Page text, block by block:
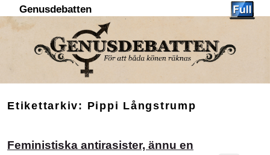
Genusdebatten
Etikettarkiv: Pippi Långstrump
Feministiska antirasister, ännu en